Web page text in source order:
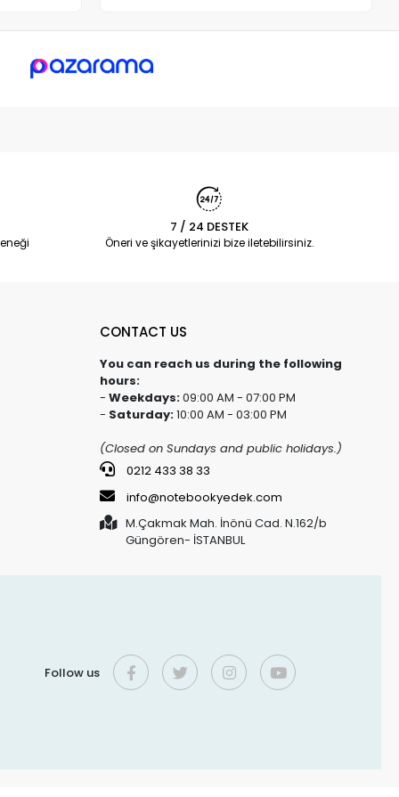
7 / 24 DESTEK
Öneri ve şikayetlerinizi bize iletebilirsiniz.
CONTACT US
You can reach us during the following
hours:
- Weekdays:09:00 AM - 07:00 PM
- Saturday:10:00 AM - 03:00 PM
(Closed on Sundays and public holidays.)
0212 433 38 33
info@notebookyedek.com
M.Çakmak Mah. İnönü Cad. N.162/b
Güngören- İSTANBUL
Follow us